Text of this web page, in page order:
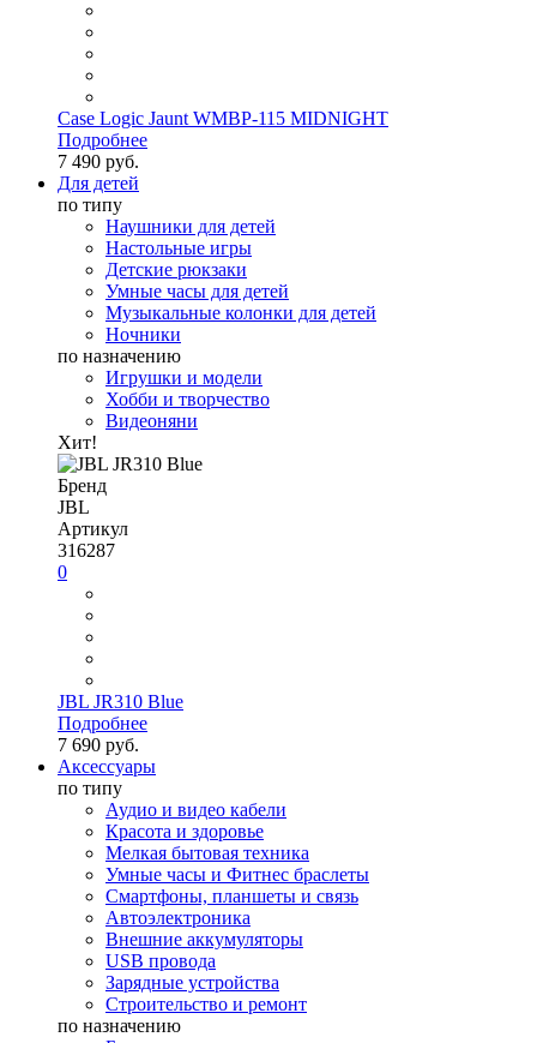
Case Logic Jaunt WMBP-115 MIDNIGHT
Подробнее
7 490 руб.
Для детей
по типу
Наушники для детей
Настольные игры
Детские рюкзаки
Умные часы для детей
Музыкальные колонки для детей
Ночники
по назначению
Игрушки и модели
Хобби и творчество
Видеоняни
Хит!
Бренд
JBL
Артикул
316287
0
JBL JR310 Blue
Подробнее
7 690 руб.
Аксессуары
по типу
Аудио и видео кабели
Красота и здоровье
Мелкая бытовая техника
Умные часы и Фитнес браслеты
Смартфоны, планшеты и связь
Автоэлектроника
Внешние аккумуляторы
USB провода
Зарядные устройства
Строительство и ремонт
по назначению